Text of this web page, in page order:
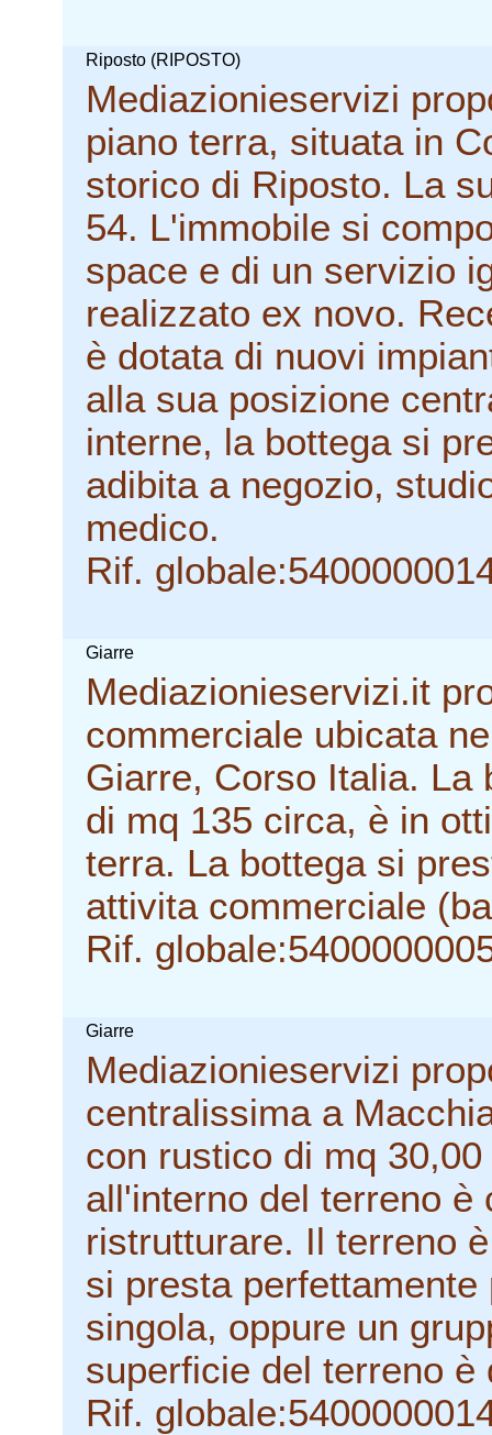
Riposto (RIPOSTO)
Mediazionieservizi
piano terra, situata in
storico di Riposto. La
54. L'immobile si
space e di un servizio
realizzato ex novo.
è dotata di nuovi
alla sua posizione
interne, la bottega si
adibita a negozio,
medico.
Rif.
Giarre
Mediazionieservizi.it
commerciale ubicata
Giarre, Corso Italia. La
di mq 135 circa, è in
terra. La bottega si
attivita commerciale
Rif.
Giarre
Mediazionieservizi
centralissima a
con rustico di mq
all'interno del terreno è
ristrutturare. Il terreno
si presta
singola, oppure un
superficie del terreno è
Rif.